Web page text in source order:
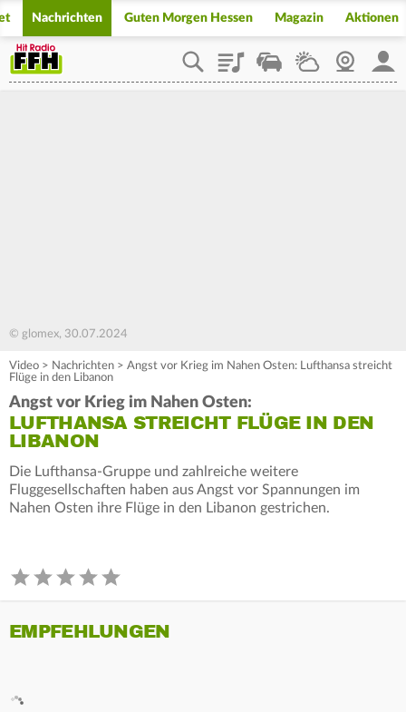
Nachrichten Guten Morgen Hessen Magazin Aktionen
PlaylistStaupilotWetterWebcam
© glomex, 30.07.2024
Video > Nachrichten > Angst vor Krieg im Nahen Osten: Lufthansa streicht
Flüge in den Libanon
Angst vor Krieg im Nahen Osten:
LUFTHANSA STREICHT FLÜGE IN DEN
LIBANON
Die Lufthansa-Gruppe und zahlreiche weitere
Fluggesellschaften haben aus Angst vor Spannungen im
Nahen Osten ihre Flüge in den Libanon gestrichen.
EMPFEHLUNGEN